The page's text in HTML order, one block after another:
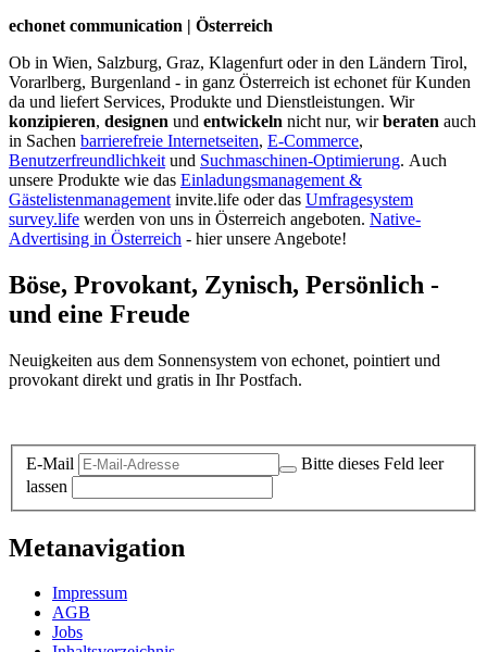
echonet communication | Österreich
Ob in Wien, Salzburg, Graz, Klagenfurt oder in den Ländern Tirol,
Vorarlberg, Burgenland - in ganz Österreich ist echonet für Kunden
da und liefert Services, Produkte und Dienstleistungen. Wir
konzipieren, designen und entwickeln nicht nur, wirberaten auch
in Sachen barrierefreie Internetseiten, E-Commerce,
Benutzerfreundlichkeit und Suchmaschinen-Optimierung. Auch
unsere Produkte wie das Einladungsmanagement &
Gästelistenmanagement invite.life oder das Umfragesystem
survey.life werden von uns in Österreich angeboten. Native-
Advertising in Österreich - hier unsere Angebote!
Böse, Provokant, Zynisch, Persönlich -
und eine Freude
Neuigkeiten aus dem Sonnensystem von echonet, pointiert und
provokant direkt und gratis in Ihr Postfach.
E-Mail
Bitte dieses Feld leer
lassen
Metanavigation
Impressum
AGB
Jobs